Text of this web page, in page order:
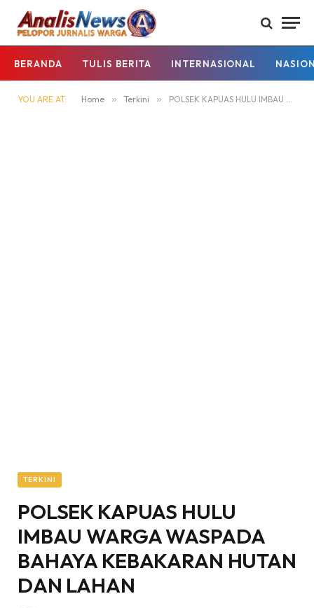
BERANDA TULIS BERITA INTERNASIONAL
YOU ARE AT: Home » Terkini » POLSEK KAPUAS HULU IMBAU WARGA WASPADA BAHAYA KEBAKARAN HUTAN DAN LAHAN
TERKINI
POLSEK KAPUAS HULU
IMBAU WARGA WASPADA
BAHAYA KEBAKARAN HUTAN
DAN LAHAN